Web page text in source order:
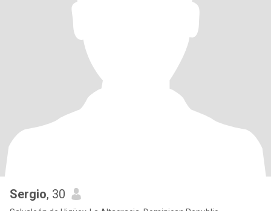
Sergio, 30